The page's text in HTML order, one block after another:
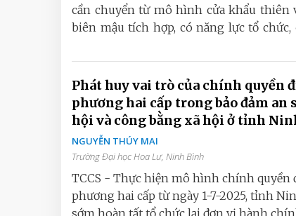
cần chuyển từ mô hình cửa khẩu
biên mậu tích hợp, có năng lực tổ
Phát huy vai trò của chính quyền
phương hai cấp trong bảo đảm an
hội và công bằng xã hội ở tỉnh
NGUYỄN THÚY MAI
Trường Đại học Hoa Lư, Ninh Bình
TCCS - Thực hiện mô hình chính quyền
phương hai cấp từ ngày 1-7-2025, tỉnh
sớm hoàn tất tổ chức lại đơn vị hành